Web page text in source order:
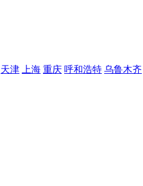
天津 上海 重庆 呼和浩特 乌鲁木齐